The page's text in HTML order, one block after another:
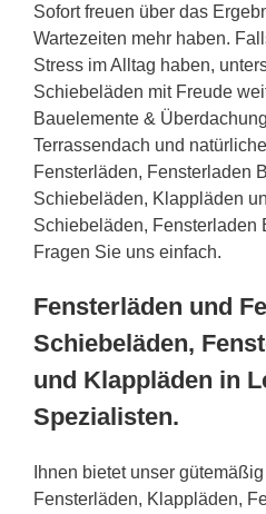
Sofort freuen über das
Wartezeiten mehr haben.
Stress im Alltag haben,
Schiebeläden mit Freude
Bauelemente &
Terrassendach und
Fensterläden, Fensterladen
Schiebeläden, Klappläden
Schiebeläden, Fensterladen
Fragen Sie uns einfach.
Fensterläden und
Schiebeläden,
und Klappläden in
Spezialisten.
Ihnen bietet unser
Fensterläden, Klappläden,